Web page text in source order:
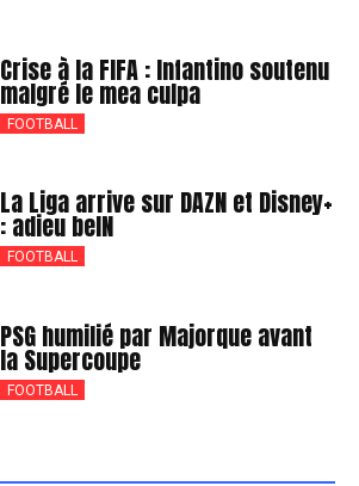
Crise à la FIFA : Infantino soutenu
malgré le mea culpa
FOOTBALL
La Liga arrive sur DAZN et Disney+
: adieu beIN
FOOTBALL
PSG humilié par Majorque avant
la Supercoupe
FOOTBALL